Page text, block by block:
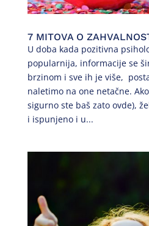
7 MITOVA O
U doba kada pozitivna
popularnija, informacije se
brzinom i sve ih je više,
naletimo na one netačne.
sigurno ste baš zato ovde),
i ispunjeno i u...